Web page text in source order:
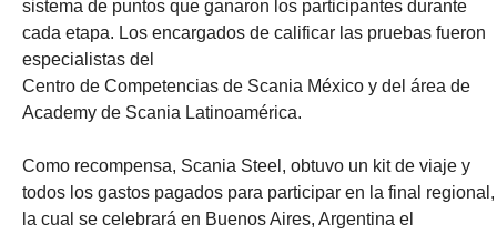
sistema de puntos que ganaron los participantes durante
cada etapa. Los encargados de calificar las pruebas fueron
especialistas del
Centro de Competencias de Scania México y del área de
Academy de Scania Latinoamérica.
Como recompensa, Scania Steel, obtuvo un kit de viaje y
todos los gastos pagados para participar en la final regional,
la cual se celebrará en Buenos Aires, Argentina el